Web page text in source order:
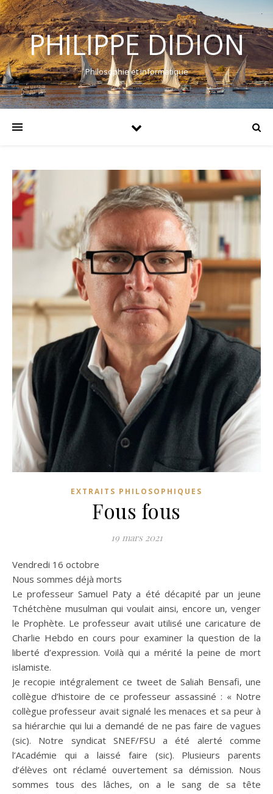
PHILIPPE DIDION
Philosophie et informatique
EXTRAITS PHILOSOPHIQUES
Fous fous
19 mars 2021
Vendredi 16 octobre
Nous sommes déjà morts
Le professeur Samuel Paty a été décapité par un jeune
Tchétchène musulman qui voulait ainsi, encore un, venger
le Prophète. Le professeur avait utilisé une caricature de
Charlie Hebdo en cours pour examiner la question de la
liberté d’expression. Voilà qui a mérité la peine de mort
islamiste.
Je recopie intégralement ce tweet de Saliah Bensafi, une
collègue d’histoire de ce professeur assassiné : « Notre
collègue professeur avait signalé les menaces et sa peur à
sa hiérarchie qui lui a demandé de ne pas faire de vagues
(sic). Notre syndicat SNEF/FSU a été alerté comme
l’Académie qui a laissé faire (sic). Plusieurs parents
d’élèves ont réclamé ouvertement sa démission. Nous
sommes tous des lâches, on a le sang de sa tête